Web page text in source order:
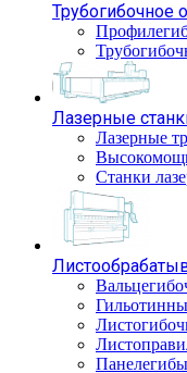
Трубогибочное
Лазерные
Лазерные
Станки
Панелегибы